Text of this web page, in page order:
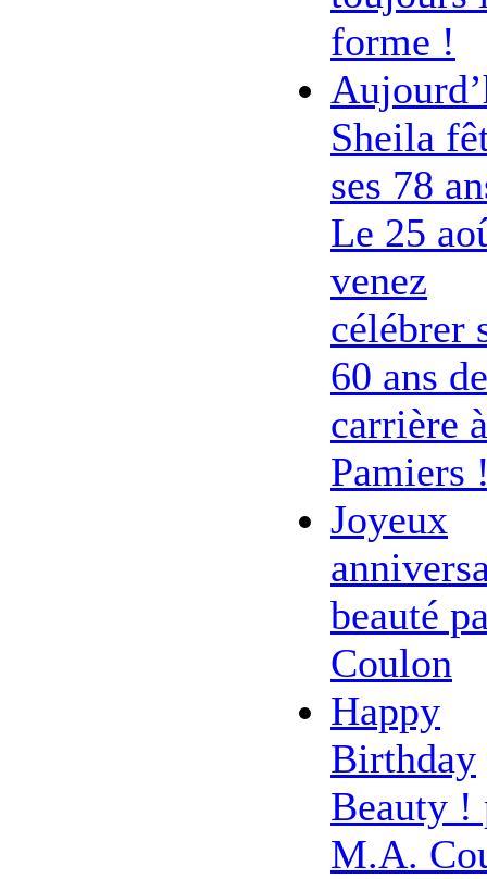
forme !
Sheila
ses 78
Le 25
venez
célébrer
60 ans de
carrière à
Pamiers
Joyeux
beauté
Coulon
Happy
Birthday
Beauty !
M.A.